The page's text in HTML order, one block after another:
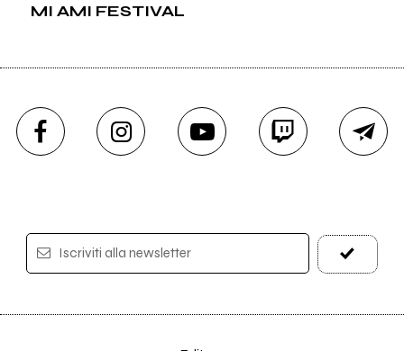
MI AMI FESTIVAL
Iscriviti alla newsletter